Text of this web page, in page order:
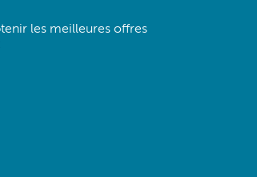
les meilleures offres